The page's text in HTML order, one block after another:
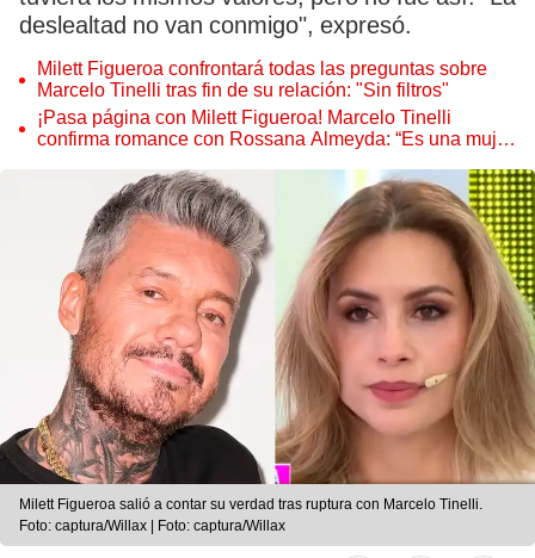
deslealtad no van conmigo", expresó.
Milett Figueroa confrontará todas las preguntas sobre
Marcelo Tinelli tras fin de su relación: "Sin filtros"
¡Pasa página con Milett Figueroa! Marcelo Tinelli
confirma romance con Rossana Almeyda: “Es una mujer
Milett Figueroa salió a contar su verdad tras ruptura con Marcelo Tinelli.
Foto: captura/Willax | Foto: captura/Willax